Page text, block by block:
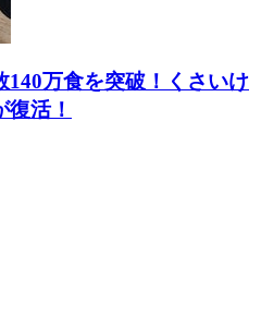
140万食を突破！くさいけ
活！